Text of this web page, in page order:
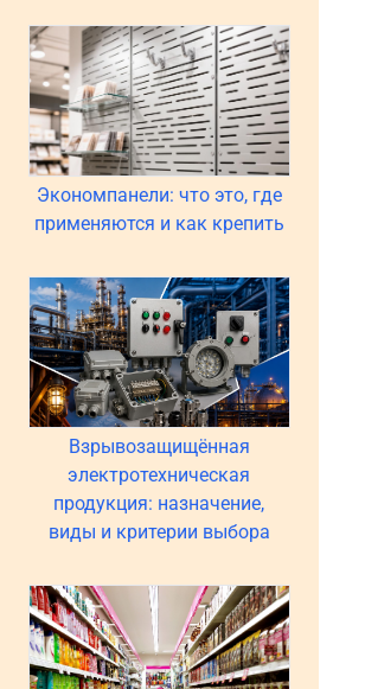
Экономпанели: что это, где
применяются и как крепить
Взрывозащищённая
электротехническая
продукция: назначение,
виды и критерии выбора